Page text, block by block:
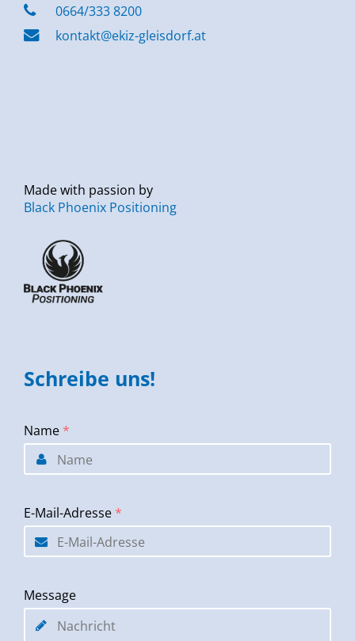
0664/333 8200
kontakt@ekiz-gleisdorf.at
Made with passion by
Black Phoenix Positioning
Schreibe uns!
Name *
E-Mail-Adresse *
Message